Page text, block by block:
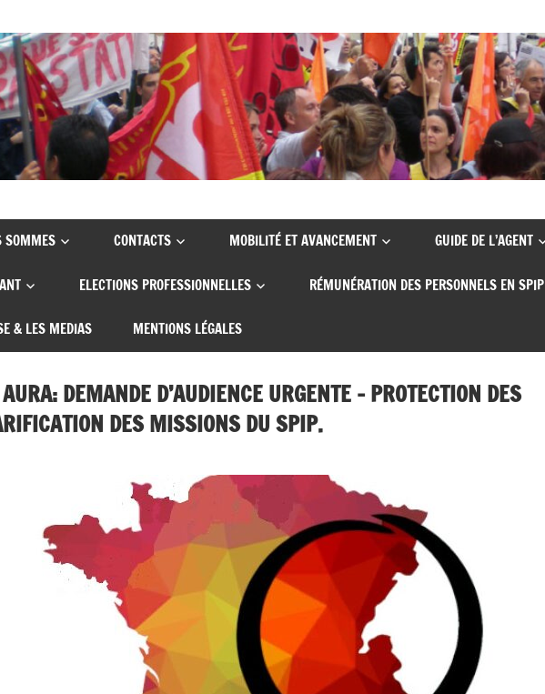
SOMMES CONTACTS MOBILITÉ ET AVANCEMENT GUIDE DE L’AGENT
ELECTIONS PROFESSIONNELLES RÉMUNÉRATION DES PERSONNELS EN SPIP
& LES MEDIAS MENTIONS LÉGALES
DEMANDE D’AUDIENCE URGENTE – PROTECTION DES
DES MISSIONS DU SPIP.